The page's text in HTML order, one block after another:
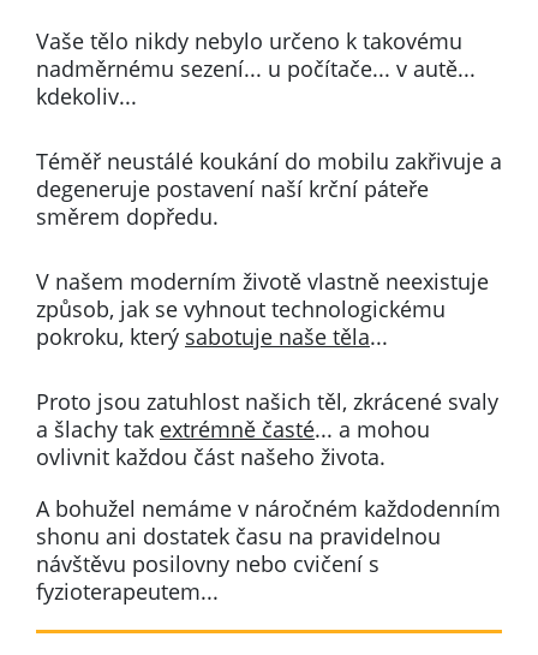
Vaše tělo nikdy nebylo určeno k takovému
nadměrnému sezení... u počítače... v autě...
kdekoliv...
Téměř neustálé koukání do mobilu zakřivuje a
degeneruje postavení naší krční páteře
směrem dopředu.
V našem moderním životě vlastně neexistuje
způsob, jak se vyhnout technologickému
pokroku, který sabotuje naše těla...
Proto jsou zatuhlost našich těl, zkrácené svaly
a šlachy tak extrémně časté... a mohou
ovlivnit každou část našeho života.
A bohužel nemáme v náročném každodenním
shonu ani dostatek času na pravidelnou
návštěvu posilovny nebo cvičení s
fyzioterapeutem...